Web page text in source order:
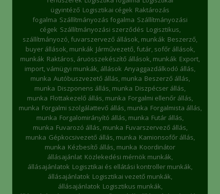
ügyintéző Logisztikai cégek Raktározás
fogalma Szállítmányozás fogalma Szállítmányozási
cégek Szállítmányozási szerződés Logisztikus,
szállítmányozó, fuvarszervező állások, munkák Beszerző,
buyer állások, munkák Járművezető, futár, sofőr állások,
munkák Raktáros, áruösszekészítő állások, munkák Export,
import, vámügyi munkák, állások Anyaggazdálkodó állás,
munka Autóbuszvezető állás, munka Beszerző állás,
munka Diszponens állás, munka Diszpécser állás,
munka Flottakezelő állás, munka Forgalmi ellenőr állás,
munka Forgalmi szolgálattevő állás, munka Forgalmista állás,
munka Forgalomirányító állás, munka Futár állás,
munka Fuvarozó állás, munka Fuvarszervező állás,
munka Gépkocsivezető állás, munka Kamionsofőr állás,
munka Kézbesítő állás, munka Koordinátor
állásajánlat Közlekedési mérnök munkák,
állásajánlatok Logisztikai és ellátási kontroller munkák,
állásajánlatok Logisztikai vezető munkák,
állásajánlatok Logisztikus munkák,